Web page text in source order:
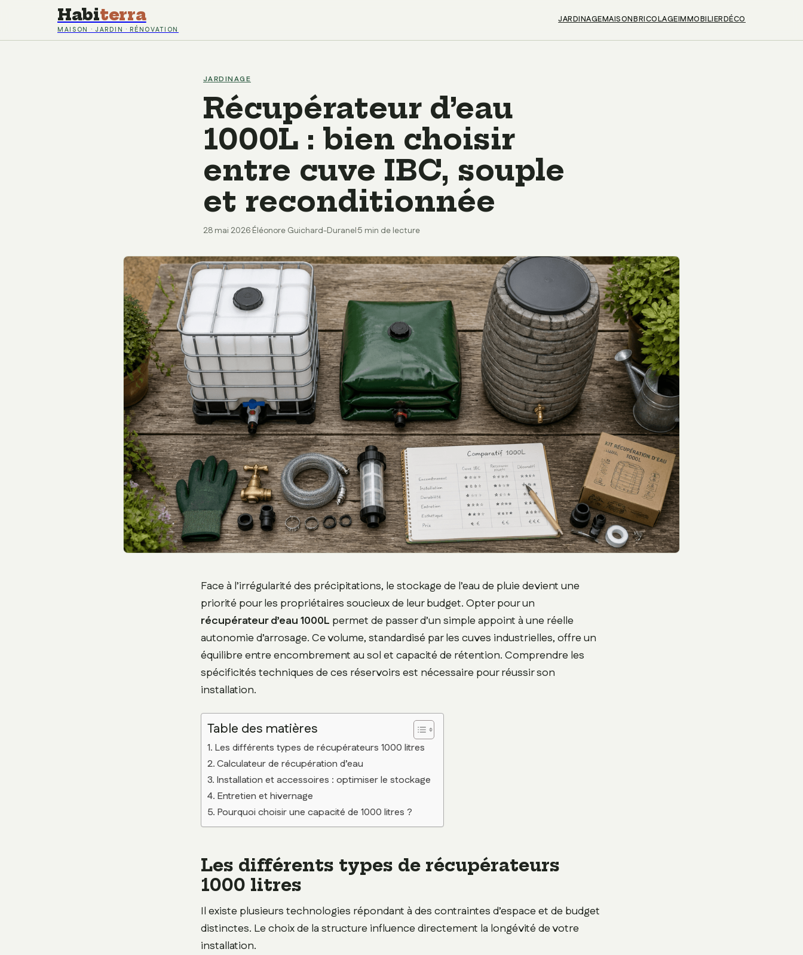
Habiterra
MAISON · JARDIN · RÉNOVATION
JARDINAGEMAISONBRICOLAGEIMMOBILIERDÉCO
JARDINAGE
Récupérateur d’eau
1000L : bien choisir
entre cuve IBC, souple
et reconditionnée
28 mai 2026·Éléonore Guichard-Duranel·5 min de lecture
Face à l’irrégularité des précipitations, le stockage de l’eau de pluie devient une
priorité pour les propriétaires soucieux de leur budget. Opter pour un
récupérateur d’eau 1000L permet de passer d’un simple appoint à une réelle
autonomie d’arrosage. Ce volume, standardisé par les cuves industrielles, offre un
équilibre entre encombrement au sol et capacité de rétention. Comprendre les
spécificités techniques de ces réservoirs est nécessaire pour réussir son
installation.
Table des matières
Les différents types de récupérateurs 1000 litres
Calculateur de récupération d’eau
Installation et accessoires : optimiser le stockage
Entretien et hivernage
Pourquoi choisir une capacité de 1000 litres ?
Les différents types de récupérateurs
1000 litres
Il existe plusieurs technologies répondant à des contraintes d’espace et de budget
distinctes. Le choix de la structure influence directement la longévité de votre
installation.